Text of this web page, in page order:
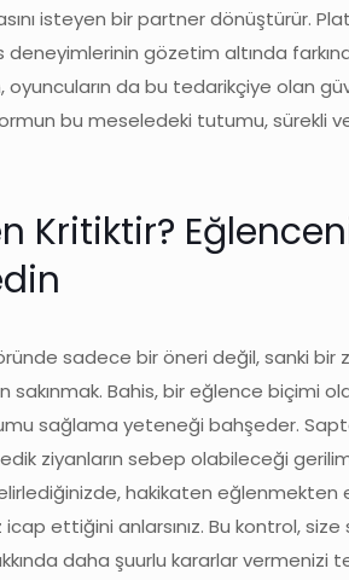
isteyen bir partner dönüştürür.
gözetim altında
oyuncuların da bu tedarikçiye olan
bu meseledeki tutumu,
sadece bir öneri değil, sanki bir
Bahis, bir eğlence biçimi
sağlama yeteneği bahşeder.
ziyanların sebep olabileceği
hakikaten
ettiğini anlarsınız. Bu kontrol,
daha şuurlu kararlar